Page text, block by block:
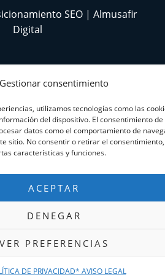
Gestionar consentimiento
utilizamos tecnologías como las
del dispositivo. El consentimiento de
datos como el comportamiento de
sitio. No consentir o retirar el
características y funciones.
ACEPTAR
DENEGAR
VER PREFERENCIAS
DE PRIVACIDAD* AVISO LEGAL
SEO | Almusafir
Digital